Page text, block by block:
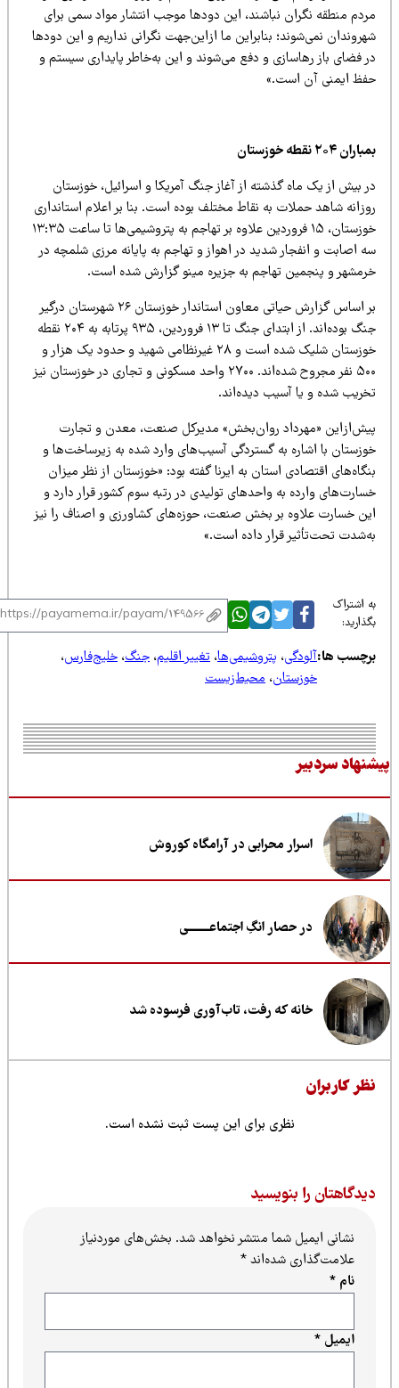
منطقه نگران نباشند، این دودها موجب انتشار مواد سمی برای
نمی‌شوند؛ بنابراین ما ازاین‌جهت نگرانی نداریم و این دودها
فضای باز رهاسازی و دفع می‌شوند و این به‌خاطر پایداری سیستم و
ایمنی آن است.»
۲۰۴ نقطه خوزستان
بیش از یک ماه گذشته از آغاز جنگ آمریکا و اسرائیل، خوزستان
شاهد حملات به نقاط مختلف بوده است. بنا بر اعلام استانداری
خوزستان، ۱۵ فروردین علاوه بر تهاجم به پتروشیمی‌ها تا ساعت ۱۳:۳۵
اصابت و انفجار شدید در اهواز و تهاجم به پایانه مرزی شلمچه در
و پنجمین تهاجم به جزیره مینو گزارش شده است.
بر اساس گزارش حیاتی معاون استاندار خوزستان ۲۶ شهرستان درگیر
جنگ بوده‌اند. از ابتدای جنگ تا ۱۳ فروردین، ۹۳۵ پرتابه به ۲۰۴ نقطه
خوزستان شلیک شده است و ۲۸ غیرنظامی شهید و حدود یک هزار و
۵۰۰ نفر مجروح شده‌اند. ۲۷۰۰ واحد مسکونی و تجاری در خوزستان نیز
شده و یا آسیب دیده‌اند.
«مهرداد روان‌بخش» مدیرکل صنعت، معدن و تجارت
با اشاره به گستردگی آسیب‌های وارد شده به زیرساخت‌ها و
اقتصادی استان به ایرنا گفته بود: «خوزستان از نظر میزان
وارده به واحدهای تولیدی در رتبه سوم کشور قرار دارد و
خسارت علاوه بر بخش صنعت، حوزه‌های کشاورزی و اصناف را نیز
تحت‌تأثیر قرار داده است.»
اشتراک
ها:آلودگی،پتروشیمی‌ها،تغییر اقلیم،جنگ ،خلیج‌فارس،
خوزستان،محیط‌زیست
سردبیر
اسرار محرابی در آرامگاه کوروش
در حصار انگِ اجتماعــــــــی
خانه که رفت، تاب‌آوری فرسوده شد
کاربران
نظری برای این پست ثبت نشده است.
را بنویسید
نشانی ایمیل شما منتشر نخواهد شد.بخش‌های موردنیاز
علامت‌گذاری شده‌اند*
ایمیل*